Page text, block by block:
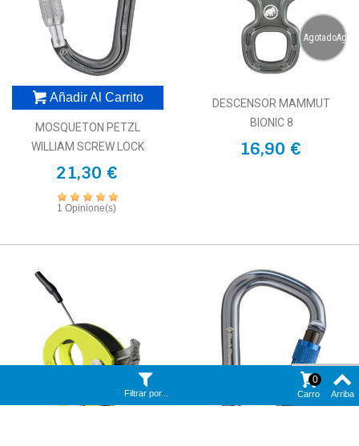
Añadir Al Carrito
MOSQUETON PETZL
WILLIAM SCREW LOCK
21,30 €
1 Opinione(s)
DESCENSOR MAMMUT
BIONIC 8
16,90 €
Filtrar por... Carro
0
Arriba